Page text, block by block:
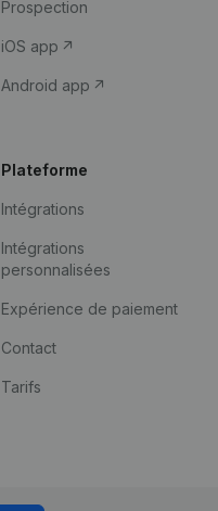
Prospection
iOS app
Android app
Plateforme
Intégrations
Intégrations
personnalisées
Expérience de paiement
Contact
Tarifs